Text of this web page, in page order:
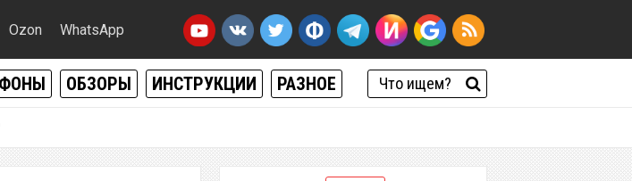
Ozon WhatsApp
ОБЗОРЫ ИНСТРУКЦИИ РАЗНОЕ